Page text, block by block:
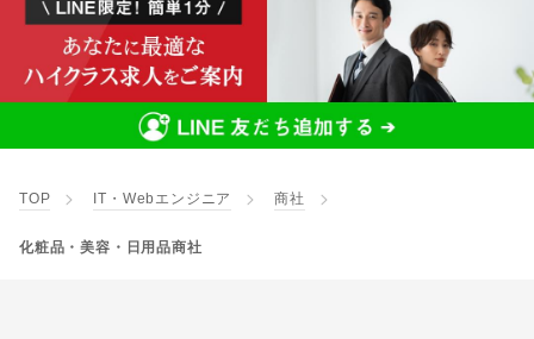
TOP IT・Webエンジニア 商社
化粧品・美容・日用品商社